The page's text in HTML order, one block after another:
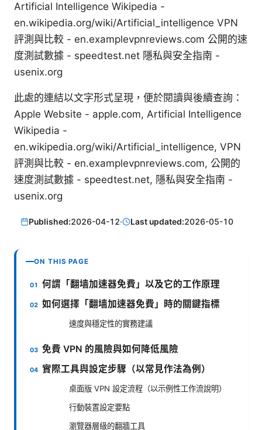
Artificial Intelligence Wikipedia -
en.wikipedia.org/wiki/Artificial_intelligence VPN
評測與比較 - en.examplevpnreviews.com 公開的速
度測試數據 - speedtest.net 隱私與安全指南 -
usenix.org
此處的連結以文字形式呈現，便於閱讀與後續查詢：
Apple Website - apple.com, Artificial Intelligence
Wikipedia -
en.wikipedia.org/wiki/Artificial_intelligence, VPN
評測與比較 - en.examplevpnreviews.com, 公開的
速度測試數據 - speedtest.net, 隱私與安全指南 -
usenix.org
Published:2026-04-12· Last updated:2026-05-10
ON THIS PAGE
何謂「翻墙加速器免費」以及它的工作原理
如何選擇「翻墙加速器免費」時的關鍵指標
速度與穩定性的實務建議
免費 VPN 的風險與如何降低風險
實際工具與設定步驟（以常見作法為例）
桌面版 VPN 設定流程（以示例性工作流說明）
行動裝置設定要點
瀏覽器層級的翻牆工具